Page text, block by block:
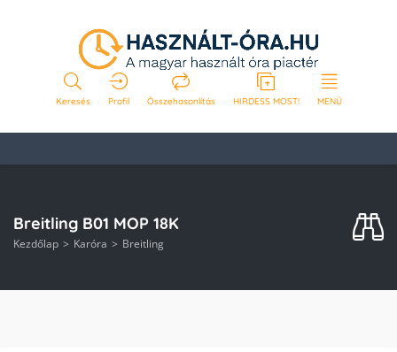
Keresés Profil Összehasonlítás HIRDESS MOST! MENÜ
Breitling B01 MOP 18K
Kezdőlap Karóra Breitling